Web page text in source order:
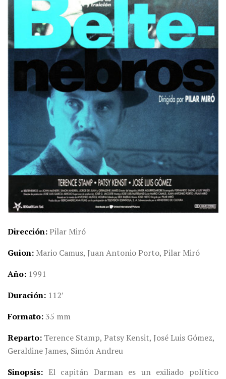
Dirección Pilar Miró
Guion Mario Camus, Juan Antonio Porto, Pilar Miró
Año 1991
Duración 112′
Formato 35 mm
Reparto Terence Stamp, Patsy Kensit, José Luis Gómez,
Geraldine James, Simón Andreu
Sinopsis
El capitán Darman es un exiliado político